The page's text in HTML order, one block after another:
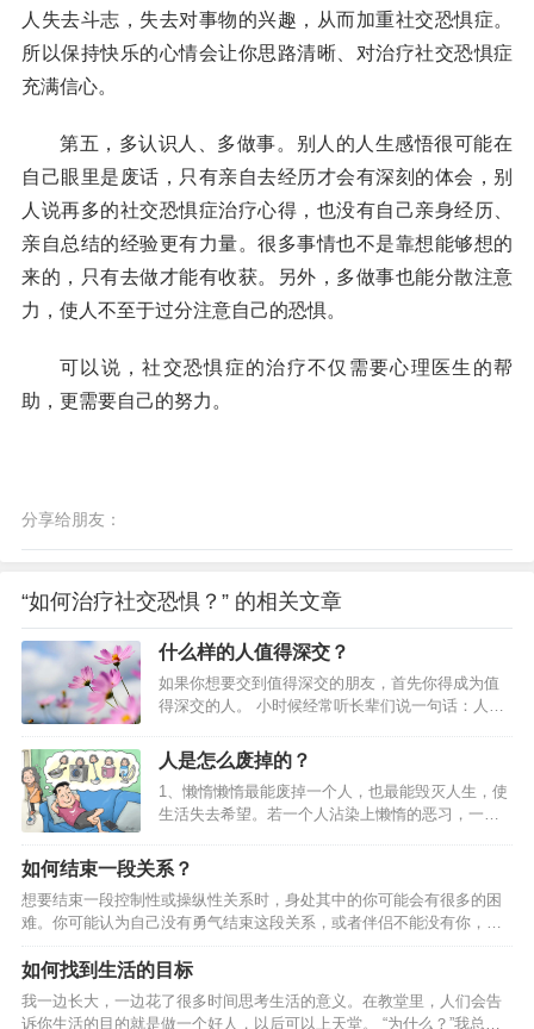
人失去斗志，失去对事物的兴趣，从而加重社交恐惧症。
所以保持快乐的心情会让你思路清晰、对治疗社交恐惧症
充满信心。
第五，多认识人、多做事。别人的人生感悟很可能在
自己眼里是废话，只有亲自去经历才会有深刻的体会，别
人说再多的社交恐惧症治疗心得，也没有自己亲身经历、
亲自总结的经验更有力量。很多事情也不是靠想能够想的
来的，只有去做才能有收获。另外，多做事也能分散注意
力，使人不至于过分注意自己的恐惧。
可以说，社交恐惧症的治疗不仅需要心理医生的帮
助，更需要自己的努力。
分享给朋友：
“如何治疗社交恐惧？” 的相关文章
什么样的人值得深交？
如果你想要交到值得深交的朋友，首先你得成为值
得深交的人。 小时候经常听长辈们说一句话：人一
想：你们就是认识的人太少了呗。后来年纪大一
点，懂得一点人际关系的秘密，猜测他们这么说可
能是想向对方表达：你这个朋友很珍贵，是一句客
气话。当经历过更多事情之后，越来越发现这句话
有道理，也许人都是孤独的吧，很难向别人真正敞
开心扉。又或许，首先自己得成为值得深交的人，
得深交呢？什么样的人值得深交？（深度好文）01
既能共…
人是怎么废掉的？
1、懒惰懒惰最能废掉一个人，也最能毁灭人生，使
生活失去希望。若一个人沾染上懒惰的恶习，一辈
噬人的智慧，因为懒得动脑子。懒惰行动得如此缓
慢，贫穷很快就能超过它。心理的懒惰，比身体的
懒惰更毁人，也最难改。当心理懒惰时，什么都不
想做，但必须要做工作，身体的各部分，就会感到
不安和无聊。反过来说，如果对于这种工作有兴
趣、愉快，工作效率不但高，身心也会感觉到十分
舒适。2、拖延世界上那些最容易的事情中，拖延时
间最不费力，也最能毁一个人。拖延是对生活本身
如何结束一段关系？
想要结束一段控制性或操纵性关系时，身处其中的你可能会有很多的困
难。你可能认为自己没有勇气结束这段关系，或者伴侣不能没有你，甚
至伴侣一直在伤害你，但是如果不离开，你就无法用自己的方法开始生
活。如果你想要真正结束一段关系， 就要提前做好准备，执行计划并坚
持到底。最重要的是树立勇气，敢于去做 01.为结束关系做准备 发现自
己处于他人控制中很多控制性或操纵性关系比理应发生的时间要长，因
如何找到生活的目标
我一边长大，一边花了很多时间思考生活的意义。在教堂里，人们会告
诉你生活的目的就是做一个好人，以后可以上天堂。 “为什么？”我总在